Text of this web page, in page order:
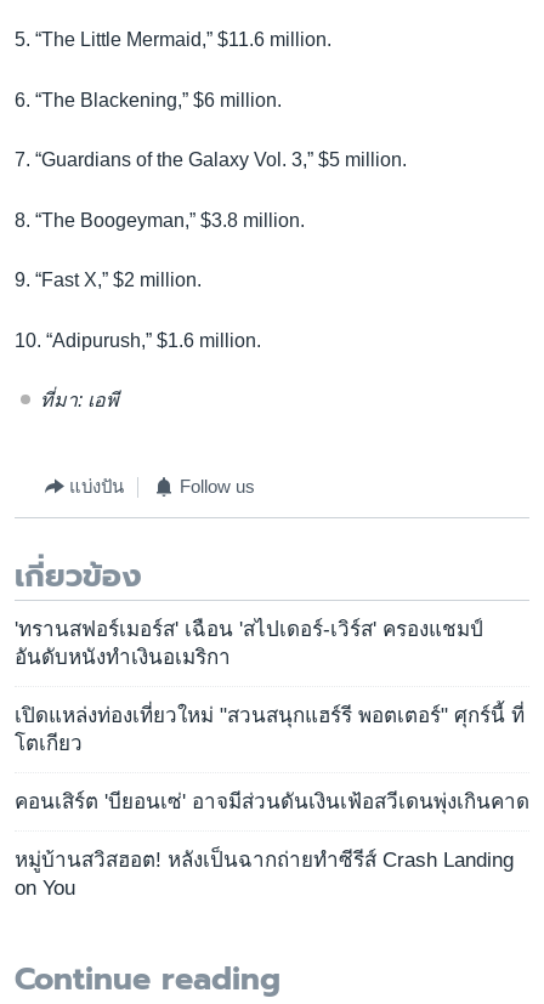
5. “The Little Mermaid,” $11.6 million.
6. “The Blackening,” $6 million.
7. “Guardians of the Galaxy Vol. 3,” $5 million.
8. “The Boogeyman,” $3.8 million.
9. “Fast X,” $2 million.
10. “Adipurush,” $1.6 million.
ที่มา: เอพี
แบ่งปัน Follow us
เกี่ยวข้อง
'ทรานสฟอร์เมอร์ส' เฉือน 'สไปเดอร์-เวิร์ส' ครองแชมป์
อันดับหนังทำเงินอเมริกา
เปิดแหล่งท่องเที่ยวใหม่ "สวนสนุกแฮร์รี พอตเตอร์" ศุกร์นี้ ที่
โตเกียว
คอนเสิร์ต 'บียอนเซ่' อาจมีส่วนดันเงินเฟ้อสวีเดนพุ่งเกินคาด
หมู่บ้านสวิสฮอต! หลังเป็นฉากถ่ายทำซีรีส์ Crash Landing
on You
Continue reading